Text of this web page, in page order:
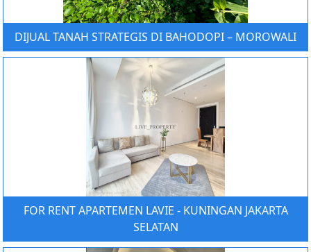
DIJUAL TANAH STRATEGIS DI BAHODOPI – MOROWALI
FOR RENT APARTEMEN LAVIE - KUNINGAN JAKARTA
SELATAN